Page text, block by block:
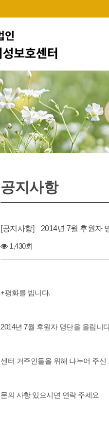
공지사항
공지사항 2014년 7월 후원자
1,430회
+평화를 빕니다.
2014년 7월 후원자 명단을 올립니
센터 거주인들을 위해 나누어 주
문의 사항 있으시면 연락 주세요